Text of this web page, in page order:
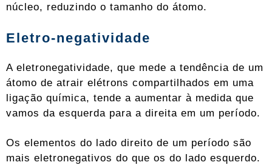
núcleo, reduzindo o tamanho do átomo.
Eletro-negatividade
A eletronegatividade, que mede a tendência de um
átomo de atrair elétrons compartilhados em uma
ligação química, tende a aumentar à medida que
vamos da esquerda para a direita em um período.
Os elementos do lado direito de um período são
mais eletronegativos do que os do lado esquerdo.